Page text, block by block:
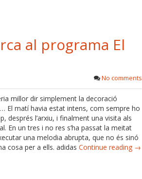
al programa El
No comments
millor dir simplement la decoració
El matí havia estat intens, com sempre ho
després l’arxiu, i finalment una visita als
En un tres i no res s’ha passat la meitat
una melodia abrupta, que no és sinó
cosa per a ells. adidas Continue reading →